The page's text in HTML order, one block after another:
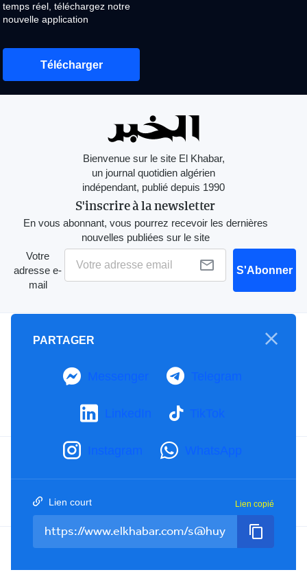
temps réel, téléchargez notre
nouvelle application
Télécharger
Bienvenue sur le site El Khabar,
un journal quotidien algérien
indépendant, publié depuis 1990
S'inscrire à la newsletter
En vous abonnant, vous pourrez recevoir les dernières
nouvelles publiées sur le site
Votre
adresse e-
mail
S'Abonner
A propos
Notre Charte
Contactez-nous
Tel : +213(0)023 31 69 04 - eMail : info@elkhabar.com
PARTAGER
Messenger Telegram
LinkedIn TikTok
Instagram WhatsApp
Lien court Lien copié